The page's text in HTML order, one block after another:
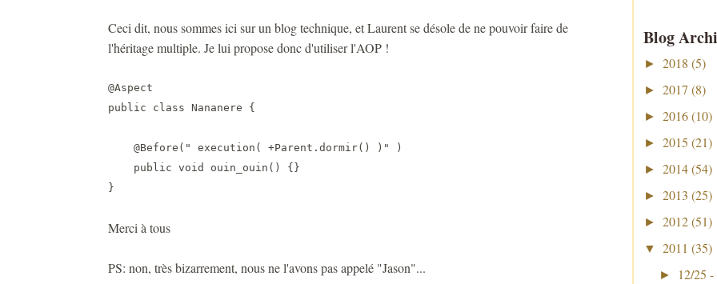
Ceci dit, nous sommes ici sur un blog technique, et Laurent se désole de ne pouvoir faire de
l'héritage multiple. Je lui propose donc d'utiliser l'AOP !
@Aspect
public class Nananere {
    @Before(" execution( +Parent.dormir() )" )
    public void ouin_ouin() {}
}
Merci à tous
PS: non, très bizarrement, nous ne l'avons pas appelé "Jason"...
Blog
► 2018 (5)
► 2017 (8)
► 2016 (10)
► 2015 (21)
► 2014 (54)
► 2013 (25)
► 2012 (51)
▼ 2011 (35)
► 12/25